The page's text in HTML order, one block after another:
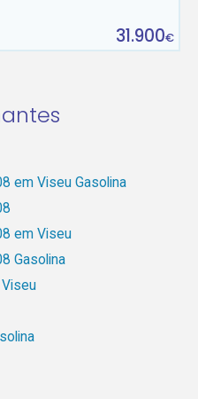
31.900€
em Viseu Gasolina
em Viseu
Gasolina